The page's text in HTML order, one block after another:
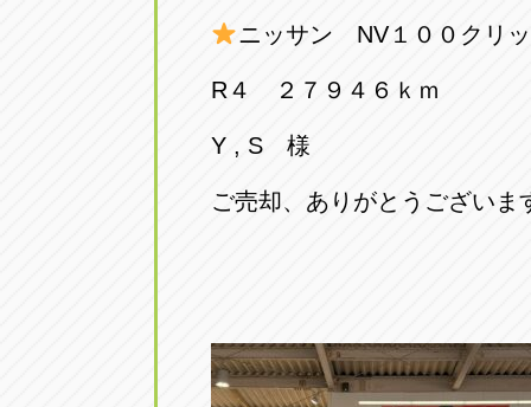
ニッサン NV１００クリ
R４ ２７９４６ｋｍ
Y , S 様
ご売却、ありがとうございま